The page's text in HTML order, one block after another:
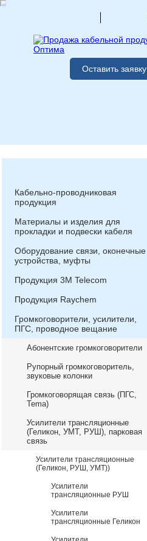
Оставить заявку
Кабельно-проводниковая
продукция
Материалы и изделия для
прокладки и подвески кабеля
Оборудование связи, оконечные
устройства, муфты
Продукция 3М Telecom
Продукция Raychem
Громкоговорители, усилители,
ПГС, проводное вещание
Абонентские громкоговорители
Рупорный громкоговоритель,
звуковые колонки
Громкоговорящая связь (ПГС,
Теma)
Усилители трансляционные
(Геликон, УМТ, РУШ), парковая
связь
Усилители трансляционные
(Геликон, РУШ, УМТ))
Усилители
трансляционные РУШ
Усилители
трансляционные Геликон